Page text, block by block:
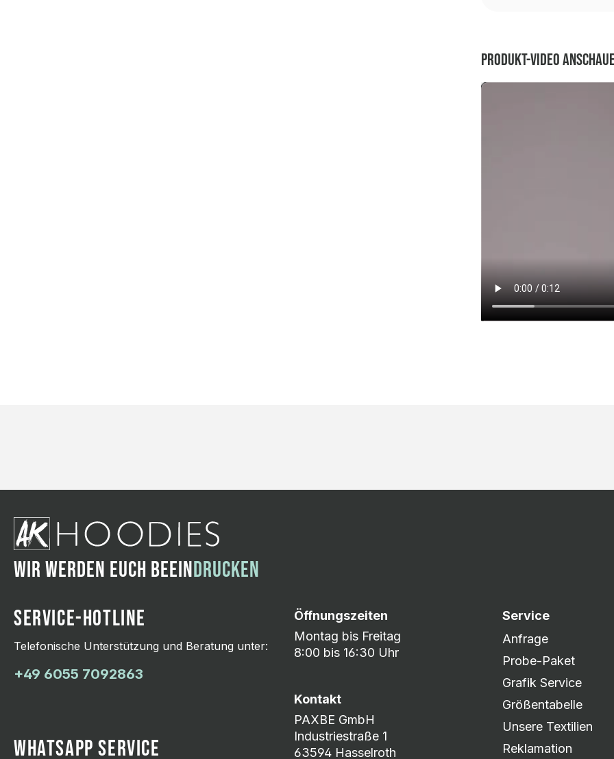
Produkt-Video
WIR WERDEN EUCH BEEINDRUCKEN
SERVICE-HOTLINE
Telefonische Unterstützung und Beratung unter:
+49 6055 7092863
WHATSAPP SERVICE
Öffnungszeiten
Montag bis Freitag
8:00 bis 16:30 Uhr
Kontakt
PAXBE GmbH
Industriestraße 1
63594 Hasselroth
Service
Anfrage
Probe-Paket
Grafik Service
Größentabelle
Unsere Textilien
Reklamation